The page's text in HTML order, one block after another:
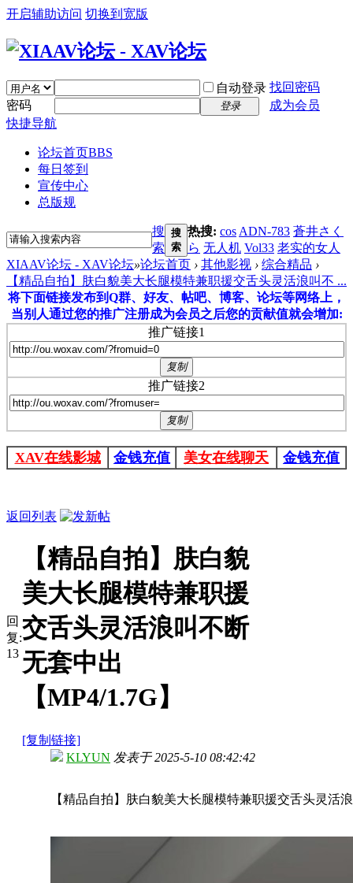
开启辅助访问 切换到宽版
自动登录 找回密码
密码
登录
成为会员
快捷导航
论坛首页BBS
每日签到
宣传中心
总版规
搜
索
搜
索
热搜: cos ADN-783 蒼井さく
ら 无人机 Vol33 老实的女人
XIAAV论坛 - XAV论坛»论坛首页 › 其他影视 › 综合精品 ›
【精品自拍】肤白貌美大长腿模特兼职援交舌头灵活浪叫不 ...
将下面链接发布到Q群、好友、帖吧、博客、论坛等网络上，
当别人通过您的推广注册成为会员之后您的贡献值就会增加:
推广链接1
复制
推广链接2
复制
XAV在线影城 金钱充值 美女在线聊天 金钱充值
返回列表
回
复:
13
【精品自拍】肤白貌
美大长腿模特兼职援
交舌头灵活浪叫不断
无套中出
【MP4/1.7G】
[复制链接]
KLYUN 发表于2025-5-10 08:42:42
【精品自拍】肤白貌美大长腿模特兼职援交舌头灵活